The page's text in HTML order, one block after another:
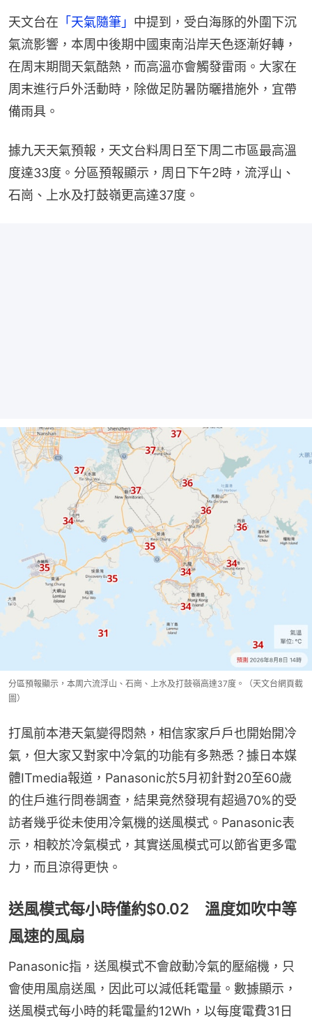
天文台在 「天氣隨筆」 中提到，受白海豚的外圍下沉
氣流影響，本周中後期中國東南沿岸天色逐漸好轉，
在周末期間天氣酷熱，而高溫亦會觸發雷雨。大家在
周末進行戶外活動時，除做足防暑防曬措施外，宜帶
備雨具。
據九天天氣預報，天文台料周日至下周二市區最高溫
度達33度。分區預報顯示，周日下午2時，流浮山、
石崗、上水及打鼓嶺更高達37度。
分區預報顯示，本周六流浮山、石崗、上水及打鼓嶺高達37度。（天文台網頁截
圖）
打風前本港天氣變得悶熱，相信家家戶戶也開始開冷
氣，但大家又對家中冷氣的功能有多熟悉？據日本媒
體ITmedia報道，Panasonic於5月初針對20至60歲
的住戶進行問卷調查，結果竟然發現有超過70%的受
訪者幾乎從未使用冷氣機的送風模式。Panasonic表
示，相較於冷氣模式，其實送風模式可以節省更多電
力，而且涼得更快。
送風模式每小時僅約$0.02 溫度如吹中等
風速的風扇
Panasonic指，送風模式不會啟動冷氣的壓縮機，只
會使用風扇送風，因此可以減低耗電量。數據顯示，
送風模式每小時的耗電量約12Wh，以每度電費31日